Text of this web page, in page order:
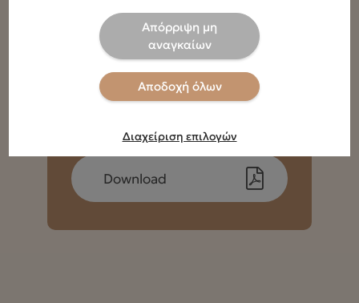
,Xωρίς λευκαντικά ,Oχι στεγνωτήριο
Download
Απόρριψη μη
αναγκαίων
Αποδοχή όλων
Διαχείριση επιλογών